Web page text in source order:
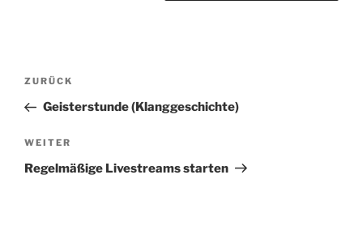
Beitragsnavigation
Vorheriger
Beitrag
ZURÜCK
Geisterstunde (Klanggeschichte)
Nächster
Beitrag
WEITER
Regelmäßige Livestreams starten